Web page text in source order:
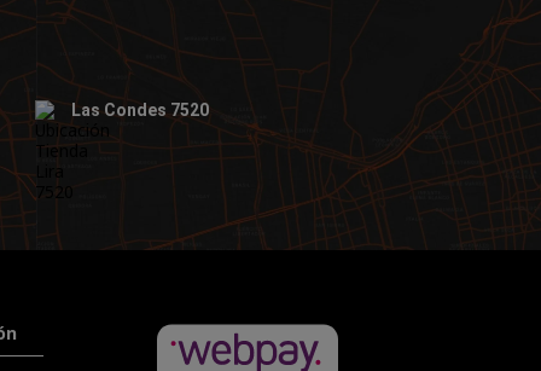
Las Condes 7520